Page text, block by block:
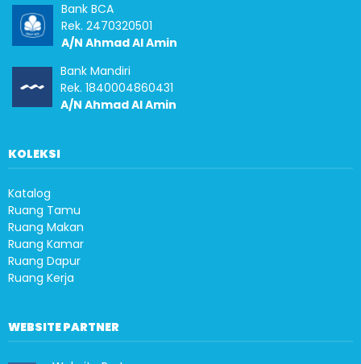
Bank BCA
Rek. 2470320501
A/N Ahmad Al Amin
Bank Mandiri
Rek. 1840004860431
A/N Ahmad Al Amin
KOLEKSI
Katalog
Ruang Tamu
Ruang Makan
Ruang Kamar
Ruang Dapur
Ruang Kerja
WEBSITE PARTNER